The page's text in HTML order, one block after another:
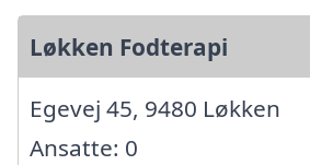
Løkken Fodterapi
Egevej 45, 9480 Løkken
Ansatte: 0